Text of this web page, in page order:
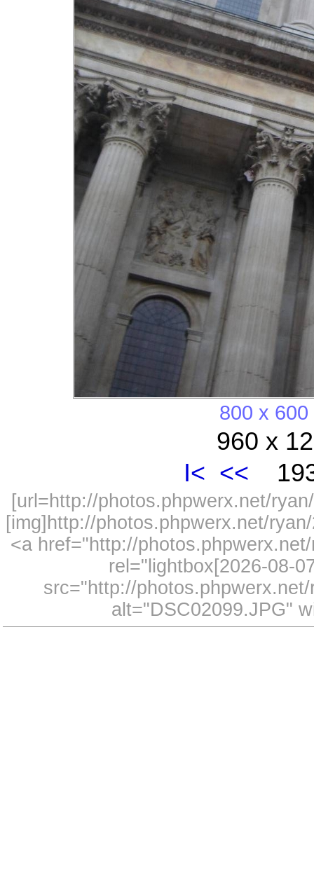
800 x 600
960 x
I< <<
[url=http://photos.phpwerx.net/
[img]http://photos.phpwerx.net/
<a href="http://
rel="lightbox[2026-08-
src="http://
alt="DSC02099.JPG"